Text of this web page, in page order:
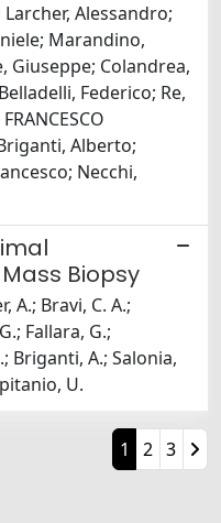
Alessandro;
Marandino,
Giuseppe; Colandrea,
Federico; Re,
Alberto;
Necchi,
Biopsy
A.; Bravi, C. A.;
Fallara, G.;
Briganti, A.; Salonia,
U.
1 2 3